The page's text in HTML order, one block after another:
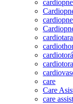
care
Care
care